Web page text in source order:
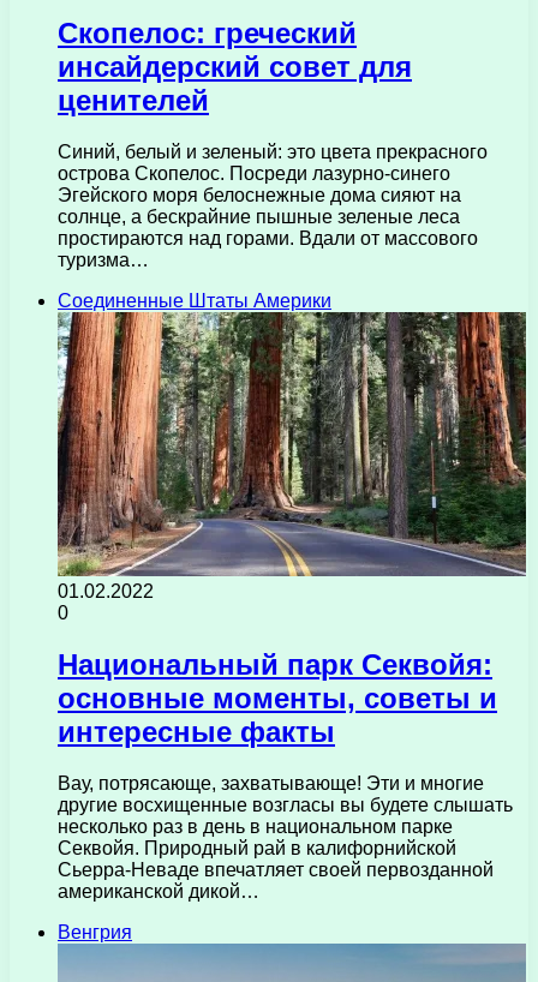
Скопелос: греческий
инсайдерский совет для
ценителей
Синий, белый и зеленый: это цвета прекрасного
острова Скопелос. Посреди лазурно-синего
Эгейского моря белоснежные дома сияют на
солнце, а бескрайние пышные зеленые леса
простираются над горами. Вдали от массового
туризма…
Соединенные Штаты Америки
01.02.2022
0
Национальный парк Секвойя:
основные моменты, советы и
интересные факты
Вау, потрясающе, захватывающе! Эти и многие
другие восхищенные возгласы вы будете слышать
несколько раз в день в национальном парке
Секвойя. Природный рай в калифорнийской
Сьерра-Неваде впечатляет своей первозданной
американской дикой…
Венгрия